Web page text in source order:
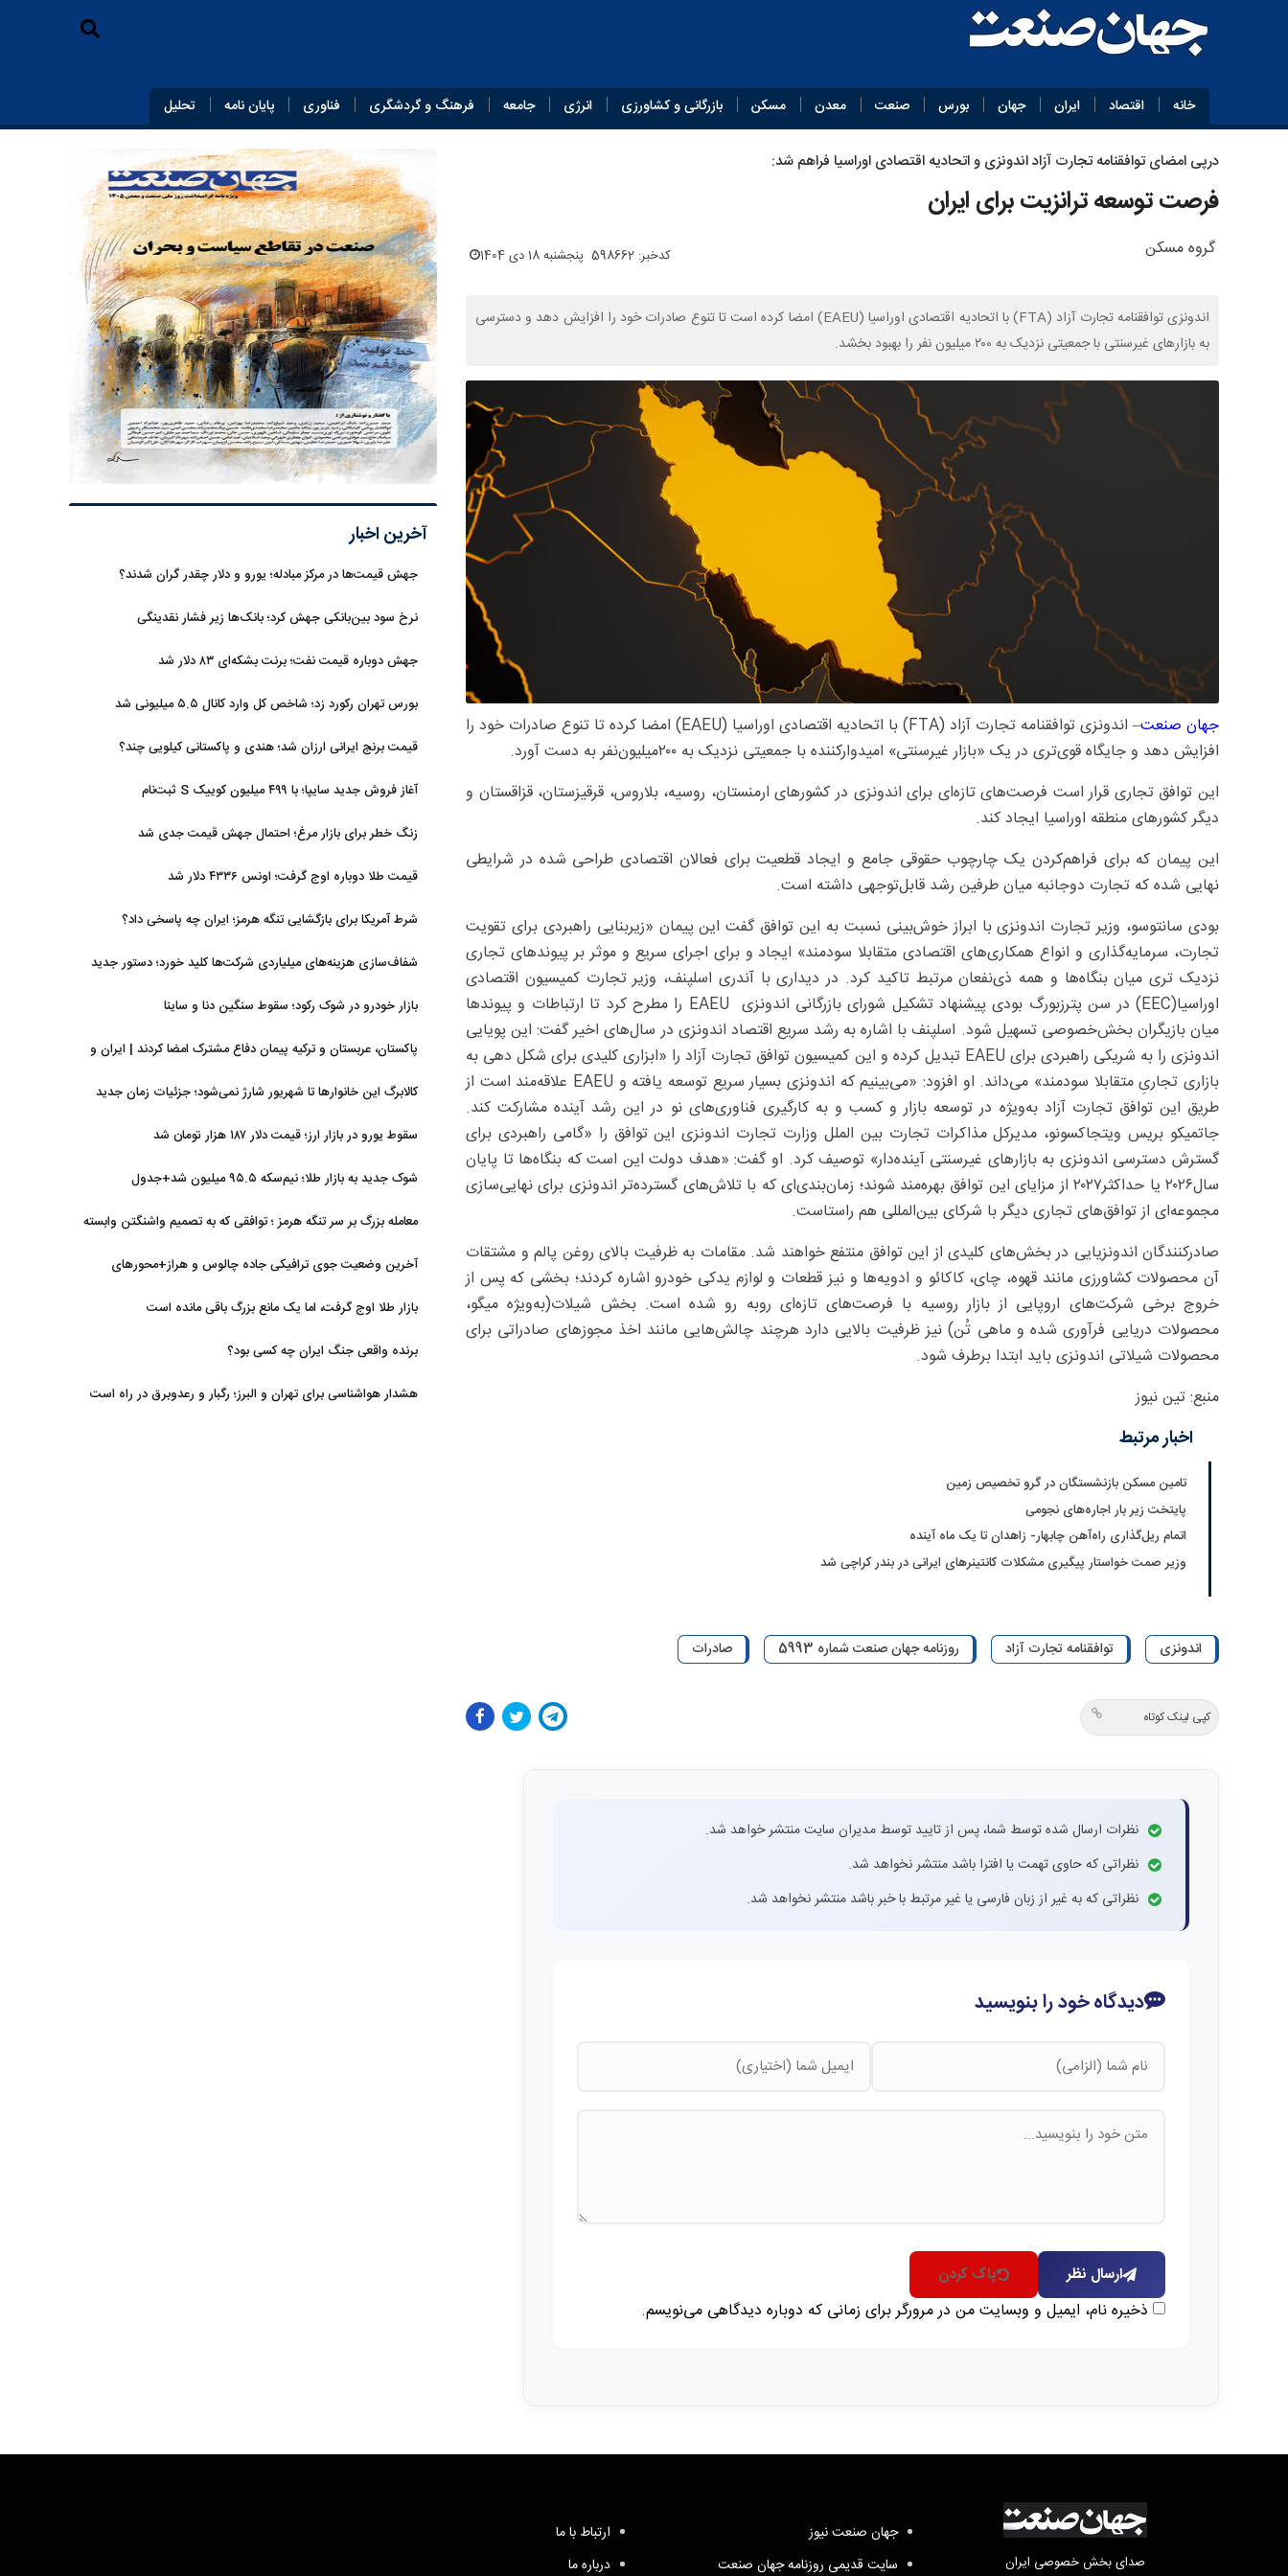
خانه اقتصاد ایران جهان بورس صنعت معدن مسکن بازرگانی و کشاورزی انرژی جامعه فرهنگ و گردشگری فناوری پایان‌ نامه تحلیل
درپی امضای توافقنامه تجارت آزاد اندونزی و اتحادیه اقتصادی اوراسیا فراهم شد:
فرصت توسعه ترانزیت برای ایران
گروه مسکن کدخبر: 598662 پنجشنبه 18 دی 1404
اندونزی توافقنامه تجارت آزاد (FTA) با اتحادیه اقتصادی اوراسیا (EAEU) امضا کرده است تا تنوع صادرات خود را افزایش دهد و دسترسی
به بازارهای غیرسنتی با جمعیتی نزدیک به ۲۰۰ میلیون نفر را بهبود بخشد.
جهان صنعت
– اندونزی توافقنامه تجارت آزاد (FTA) با اتحادیه اقتصادی اوراسیا (EAEU) امضا کرده تا تنوع صادرات خود را
افزایش دهد و جایگاه قوی‌تری در یک «بازار غیرسنتی» امیدوارکننده با جمعیتی نزدیک به ۲۰۰میلیون‌نفر به دست آورد.
این توافق تجاری قرار است فرصت‌های تازه‌ای برای اندونزی در کشورهای ارمنستان، روسیه، بلاروس، قرقیزستان، قزاقستان و
دیگر کشورهای منطقه اوراسیا ایجاد کند.
این پیمان که برای فراهم‌کردن یک چارچوب حقوقی جامع و ایجاد قطعیت برای فعالان اقتصادی طراحی شده در شرایطی
نهایی شده که تجارت دوجانبه میان طرفین رشد قابل‌توجهی داشته است.
بودی سانتوسو، وزیر تجارت اندونزی با ابراز خوش‌بینی نسبت به این توافق گفت این پیمان «زیربنایی راهبردی برای تقویت
تجارت، سرمایه‌گذاری و انواع همکاری‌های اقتصادی متقابلا سودمند» ایجاد و برای اجرای سریع و موثر بر پیوندهای تجاری
نزدیک تری میان بنگاه‌ها و همه ذی‌نفعان مرتبط تاکید کرد. در دیداری با آندری اسلپنف، وزیر تجارت کمیسیون اقتصادی
اوراسیا(EEC) در سن پترزبورگ بودی پیشنهاد تشکیل شورای بازرگانی اندونزی EAEU را مطرح کرد تا ارتباطات و پیوندها
میان بازیگران بخش‌خصوصی تسهیل شود. اسلپنف با اشاره به رشد سریع اقتصاد اندونزی در سال‌های اخیر گفت: این پویایی
اندونزی را به شریکی راهبردی برای EAEU تبدیل کرده و این کمیسیون توافق تجارت آزاد را «ابزاری کلیدی برای شکل دهی به
بازاری تجاریِ متقابلا سودمند» می‌داند. او افزود: «می‌بینیم که اندونزی بسیار سریع توسعه یافته و EAEU علاقه‌مند است از
طریق این توافق تجارت آزاد به‌ویژه در توسعه بازار و کسب و به کارگیری فناوری‌های نو در این رشد آینده مشارکت کند.
جاتمیکو بریس ویتجاکسونو، مدیرکل مذاکرات تجارت بین الملل وزارت تجارت اندونزی این توافق را «گامی راهبردی برای
گسترش دسترسی اندونزی به بازارهای غیرسنتی آینده‌دار» توصیف کرد. او گفت: «هدف دولت این است که بنگاه‌ها تا پایان
سال‌۲۰۲۶ یا حداکثر‌۲۰۲۷ از مزایای این توافق بهره‌مند شوند؛ زمان‌بندی‌ای که با تلاش‌های گسترده‌تر اندونزی برای نهایی‌سازی
مجموعه‌ای از توافق‌های تجاری دیگر با شرکای بین‌المللی هم راستاست.
صادرکنندگان اندونزیایی در بخش‌های کلیدی از این توافق منتفع خواهند شد. مقامات به ظرفیت بالای روغن پالم و مشتقات
آن محصولات کشاورزی مانند قهوه، چای، کاکائو و ادویه‌ها و نیز قطعات و لوازم یدکی خودرو اشاره کردند؛ بخشی که پس از
خروج برخی شرکت‌های اروپایی از بازار روسیه با فرصت‌های تازه‌ای روبه رو شده است. بخش شیلات(به‌ویژه میگو،
محصولات دریایی فرآوری شده و ماهی تُن) نیز ظرفیت بالایی دارد هرچند چالش‌هایی مانند اخذ مجوزهای صادراتی برای
محصولات شیلاتی اندونزی باید ابتدا برطرف شود.
منبع: تین نیوز
اخبار مرتبط
تامین مسکن بازنشستگان در گرو تخصیص زمین
پایتخت زیر بار اجاره‌های نجومی
اتمام ریل‌‌گذاری راه‌آهن چابهار- زاهدان تا یک ماه آینده
وزیر صمت خواستار پیگیری مشکلات کانتینرهای ایرانی در بندر کراچی شد
اندونزی توافقنامه تجارت آزاد روزنامه جهان صنعت شماره 5993 صادرات
کپی لینک کوتاه
نظرات ارسال شده توسط شما، پس از تایید توسط مدیران سایت منتشر خواهد شد.
نظراتی که حاوی تهمت یا افترا باشد منتشر نخواهد شد.
نظراتی که به غیر از زبان فارسی یا غیر مرتبط با خبر باشد منتشر نخواهد شد.
دیدگاه خود را بنویسید
ارسال نظر پاک کردن
ذخیره نام، ایمیل و وبسایت من در مرورگر برای زمانی که دوباره دیدگاهی می‌نویسم.
آخرین اخبار
جهش قیمت‌ها در مرکز مبادله؛ یورو و دلار چقدر گران شدند؟
نرخ سود بین‌بانکی جهش کرد؛ بانک‌ها زیر فشار نقدینگی
جهش دوباره قیمت نفت؛ برنت بشکه‌ای ۸۳ دلار شد
بورس تهران رکورد زد؛ شاخص کل وارد کانال ۵.۵ میلیونی شد
قیمت برنج ایرانی ارزان شد؛ هندی و پاکستانی کیلویی چند؟
آغاز فروش جدید سایپا؛ با ۴۹۹ میلیون کوییک S ثبت‌نام
زنگ خطر برای بازار مرغ؛ احتمال جهش قیمت جدی شد
قیمت طلا دوباره اوج گرفت؛ اونس ۴۳۳۶ دلار شد
شرط آمریکا برای بازگشایی تنگه هرمز؛ ایران چه پاسخی داد؟
شفاف‌سازی هزینه‌های میلیاردی شرکت‌ها کلید خورد؛ دستور جدید
بازار خودرو در شوک رکود؛ سقوط سنگین دنا و ساینا
پاکستان، عربستان و ترکیه پیمان دفاع مشترک امضا کردند | ایران و
کالابرگ این خانوارها تا شهریور شارژ نمی‌شود؛ جزئیات زمان جدید
سقوط یورو در بازار ارز؛ قیمت دلار ۱۸۷ هزار تومان شد
شوک جدید به بازار طلا؛ نیم‌سکه ۹۵.۵ میلیون شد+جدول
معامله بزرگ بر سر تنگه هرمز ؛ توافقی که به تصمیم واشنگتن وابسته
آخرین وضعیت جوی ترافیکی جاده چالوس و هراز+محورهای
بازار طلا اوج گرفت، اما یک مانع بزرگ باقی مانده است
برنده واقعی جنگ ایران چه کسی بود؟
هشدار هواشناسی برای تهران و البرز؛ رگبار و رعدوبرق در راه است
صدای بخش خصوصی ایران
جهان صنعت نیوز
سایت قدیمی روزنامه جهان صنعت
ارتباط با ما
درباره ما